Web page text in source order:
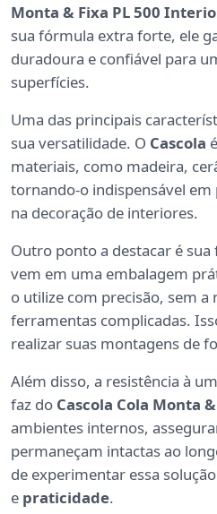
Monta & Fixa PL 500
sua fórmula extra forte, ele
duradoura e confiável para
superfícies.
Uma das principais
sua versatilidade. O Cascola
materiais, como madeira,
tornando-o indispensável
na decoração de interiores.
Outro ponto a destacar é sua
vem em uma embalagem
o utilize com precisão, sem a
ferramentas complicadas.
realizar suas montagens de
Além disso, a resistência à
faz do Cascola Cola Monta
ambientes internos,
permaneçam intactas ao
de experimentar essa
e praticidade.